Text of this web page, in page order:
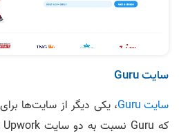
سایت Guru
سایت Guru
، یکی دیگر از سایت‌ها